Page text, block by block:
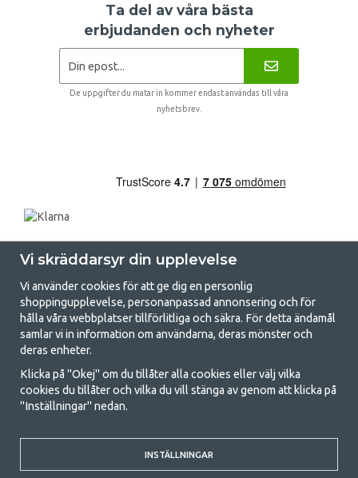
Ta del av våra bästa
erbjudanden och nyheter
De uppgifter du matar in kommer endast användas till våra
nyhetsbrev.
GetCamping.se - Din butik för camping
och uteliv
Att campa kan antingen vara en livsstil eller ett sätt att samla familjen
för ett gemensamt äventyr. Oavsett vilken kategori du tillhör hittar du
med att campa så därför erbjuder vi riktigt bra priser på familjetält,
husvagnstält och all annan utrustning för camping och friluftsliv. Vårt
mål är att i varje priskategori erbjuda den bästa campingutrustningen
Vi skräddarsyr din upplevelse
Vi använder cookies för att ge dig en personlig
shoppingupplevelse, personanpassad annonsering och för
hålla våra webbplatser tillförlitliga och säkra. För detta ändamål
samlar vi in information om användarna, deras mönster och
deras enheter.
Klicka på "Okej" om du tillåter alla cookies eller välj vilka
cookies du tillåter och vilka du vill stänga av genom att klicka på
"Inställningar" nedan.
INSTÄLLNINGAR